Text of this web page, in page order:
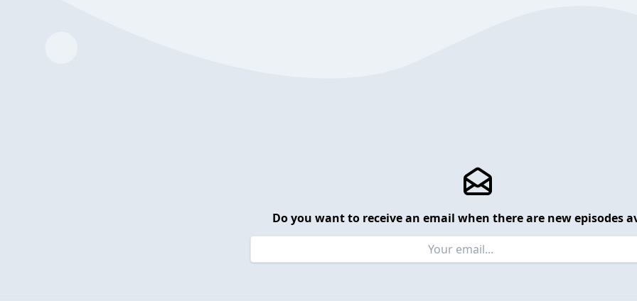
Do you want to receive an email when there are new episodes